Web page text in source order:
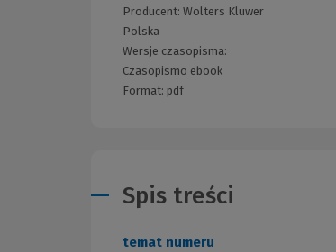
Producent: Wolters Kluwer
Polska
Wersje czasopisma:
Czasopismo ebook
Format: pdf
Spis treści
temat numeru